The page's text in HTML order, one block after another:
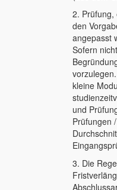
2.
den
angepasst
Sofern
kleine
und
Prüfungen
3. Die